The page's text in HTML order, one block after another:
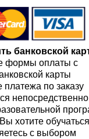
банковской
формы оплаты с
карты
платежа по заказу
хотите
с выбором